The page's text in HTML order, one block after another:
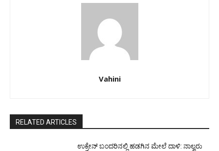
Vahini
RELATED ARTICLES
ಉಕ್ರೇನ್‌ ಬಂದರಿನಲ್ಲಿ ಹಡಗಿನ ಮೇಲೆ ದಾಳಿ: ನಾಲ್ವರು